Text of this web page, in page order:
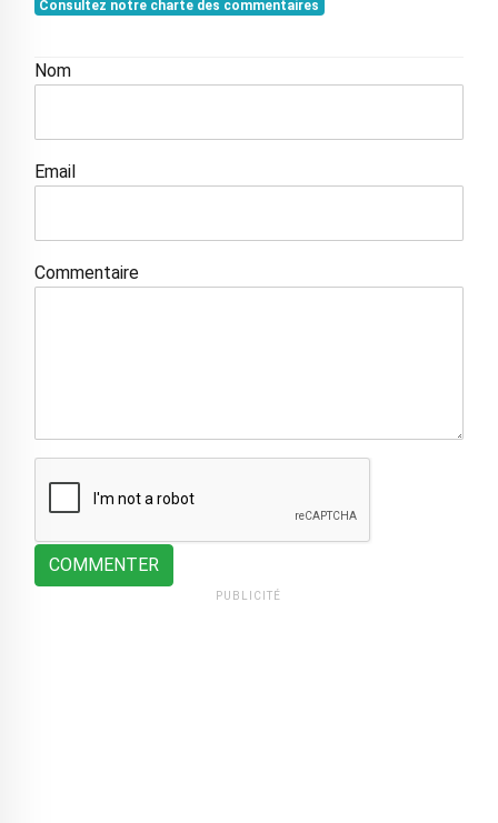
Consultez notre charte des commentaires
Nom
Email
Commentaire
COMMENTER
PUBLICITÉ